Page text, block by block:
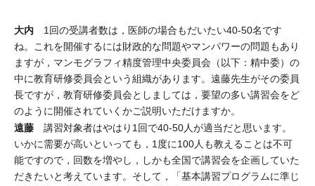
大内 1回の受講者数は，医師の場合もだいたい40-50名です
ね。これを開催するには財政的な問題やマンパワーの問題もあり
ますが，マンモグラフィ精度管理中央委員会（以下：精中委）の
中に教育研修委員会という組織があります。遠藤先生がその委員
長ですが，教育研修委員会としましては，要望の多い講習会をど
のように開催されていくかご説明いただけますか。
遠藤 講習対象者はやはり1回で40-50人が適当だと思います。
いかに需要が高いといっても，1度に100人も教えることは不可
能ですので，回数を増やし，しかも全国で講習会を企画していた
だきたいと考えています。そして，「基本講習プログラムに準じ